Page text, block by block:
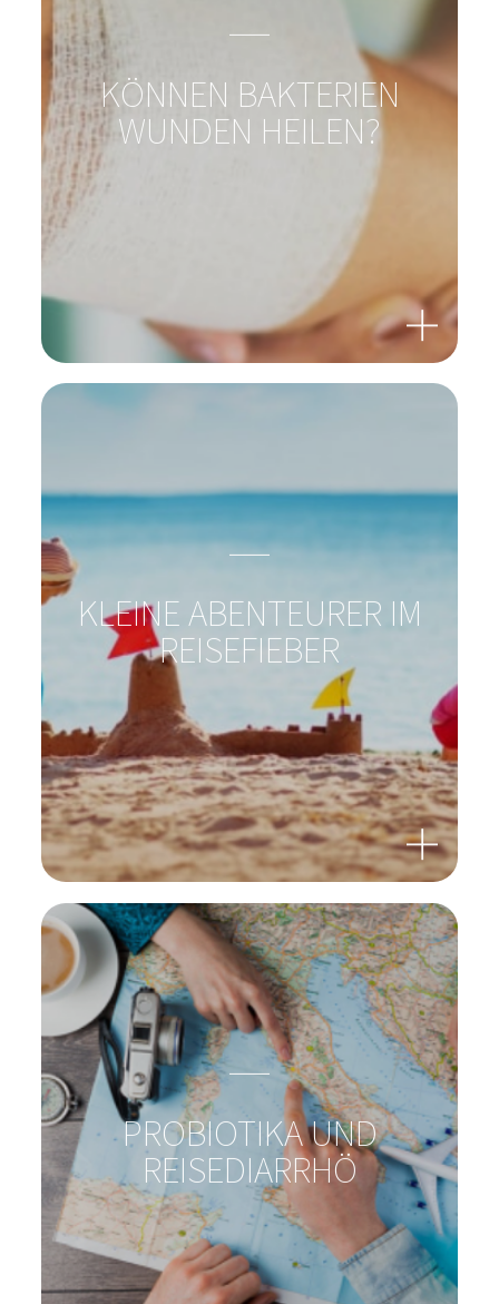
Magazin, News, Blog
Immer auf den neusten Stand
Zur Gesamtübersicht
WUNDEN HEILEN?
KLEINE ABENTEURER IM
REISEFIEBER